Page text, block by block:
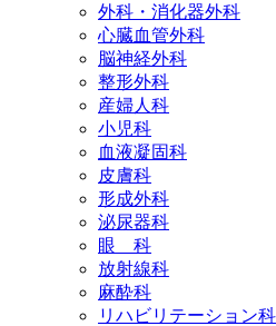
外科・消化器外科
心臓血管外科
脳神経外科
整形外科
産婦人科
小児科
血液凝固科
皮膚科
形成外科
泌尿器科
眼 科
放射線科
麻酔科
リハビリテーション科